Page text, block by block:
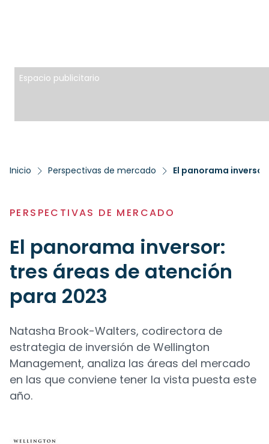
Espacio publicitario
Inicio Perspectivas de mercado El panorama
PERSPECTIVAS DE MERCADO
El panorama inversor:
tres áreas de atención
para 2023
Natasha Brook-Walters, codirectora de
estrategia de inversión de Wellington
Management, analiza las áreas del mercado
en las que conviene tener la vista puesta este
año.